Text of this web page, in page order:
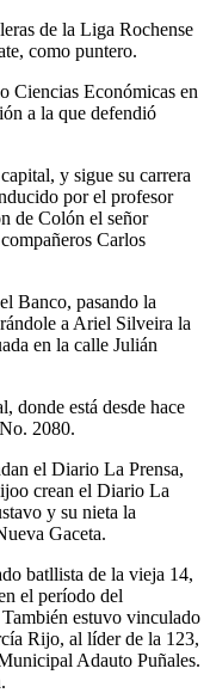
de la Liga Rochense
como puntero.
Ciencias Económicas en
a la que defendió
y sigue su carrera
por el profesor
de Colón el señor
Carlos
Banco, pasando la
a Ariel Silveira la
en la calle Julián
donde está desde hace
2080.
el Diario La Prensa,
crean el Diario La
y su nieta la
Gaceta.
batllista de la vieja 14,
el período del
estuvo vinculado
Rijo, al líder de la 123,
Adauto Puñales.